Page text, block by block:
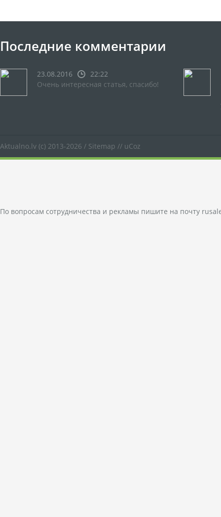
Последние комментарии
23.08.2016
22:22
Очень интересная статья, спасибо!
Aktualno.lv (c) 2013-2026 / Sitemap // uCoz
По вопросам сотрудничества и рекламы пишите на почту